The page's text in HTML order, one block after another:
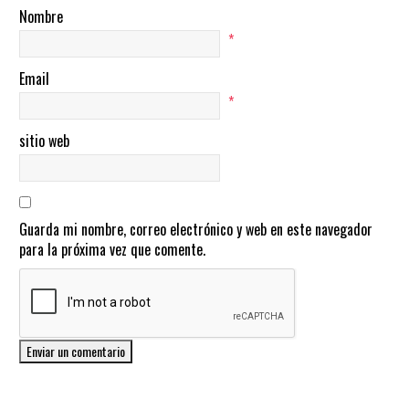
Nombre
*
Email
*
sitio web
Guarda mi nombre, correo electrónico y web en este navegador
para la próxima vez que comente.